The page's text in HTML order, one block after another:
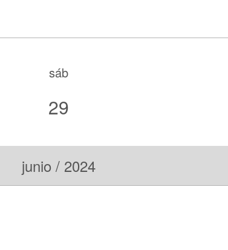
sáb
29
junio / 2024